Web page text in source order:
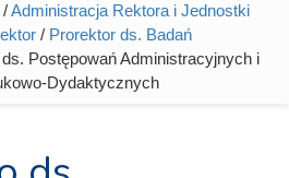
/Administracja Rektora i Jednostki
/ Prorektor ds. Badań
Postępowań Administracyjnych i
Dydaktycznych